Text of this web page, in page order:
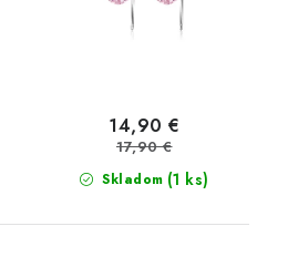
Skladom (1 ks)
14,90 €
17,90 €